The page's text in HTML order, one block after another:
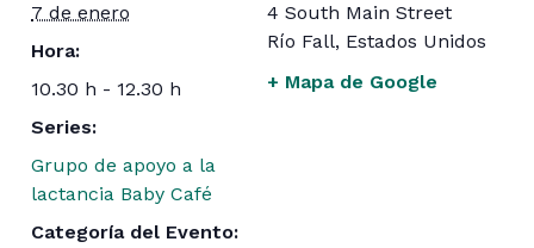
7 de enero
Hora:
10.30 h - 12.30 h
Series:
Grupo de apoyo a la
lactancia Baby Café
Categoría del Evento:
4 South Main Street
Río Fall, Estados Unidos
+ Mapa de Google